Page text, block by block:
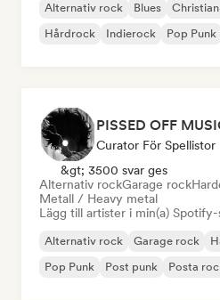
Alternativ rock Blues
Hårdrock
Indierock Pop Punk
PISSED OFF
Curator För Spellistor
&gt; 3500 svar ges
Alternativ rockGarage rock
Metall / Heavy metal
Lägg till artister i min(a) Spotify-
Alternativ rock Garage rock
Pop Punk
Post punk Posta